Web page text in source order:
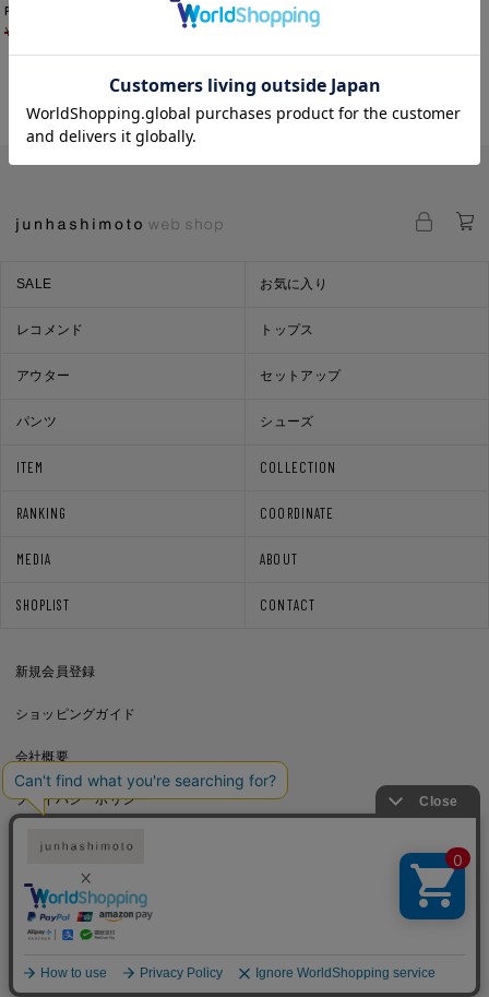
PATCHWORK S/S SHIRT
¥
2WAY SWIM SHORTS
26,400 18,480
ITEM COLLECTION
RANKING COORDINATE
MEDIA ABOUT
SHOPLIST CONTACT
SALE お気に入り
レコメンド トップス
アウター セットアップ
パンツ シューズ
新規会員登録
ショッピングガイド
会社概要
プライバシーポリシー
通信販売法に基づく表記
利用規約
Copyright © junhashimoto. All rights reserved.